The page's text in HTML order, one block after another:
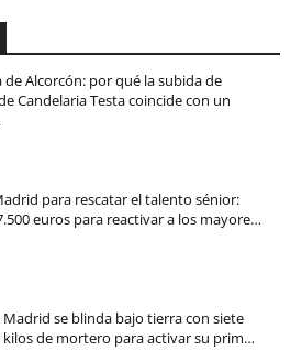
de Alcorcón: por qué la subida de
Candelaria Testa coincide con un
para rescatar el talento sénior:
euros para reactivar a los mayore…
Madrid se blinda bajo tierra con siete
kilos de mortero para activar su prim…